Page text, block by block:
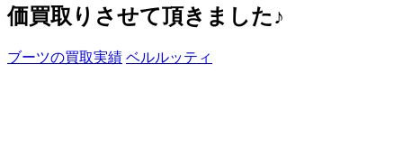
価買取りさせて頂きました♪
ブーツの買取実績 ベルルッティ